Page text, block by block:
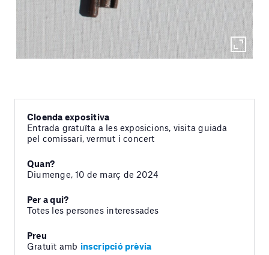
Cloenda expositiva
Entrada gratuïta a les exposicions, visita guiada
pel comissari, vermut i concert
Quan?
Diumenge, 10 de març de 2024
Per a qui?
Totes les persones interessades
Preu
Gratuït amb inscripció prèvia